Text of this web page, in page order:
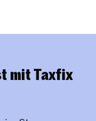
mit Taxfix